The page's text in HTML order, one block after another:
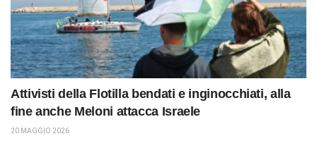
Attivisti della Flotilla bendati e inginocchiati, alla
fine anche Meloni attacca Israele
20 MAGGIO 2026